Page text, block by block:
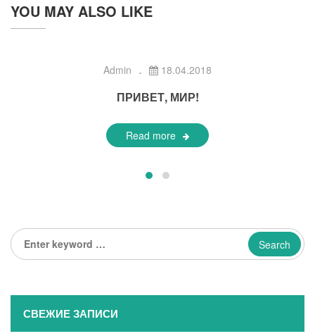
YOU MAY ALSO LIKE
Admin 18.04.2018
ПРИВЕТ, МИР!
Read more
Enter
keyword
СВЕЖИЕ ЗАПИСИ